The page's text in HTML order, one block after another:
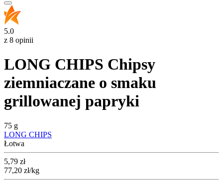
5.0
z 8 opinii
LONG CHIPS Chipsy
ziemniaczane o smaku
grillowanej papryki
75 g
LONG CHIPS
Łotwa
Cena
5,79 zł
77,20 zł/kg